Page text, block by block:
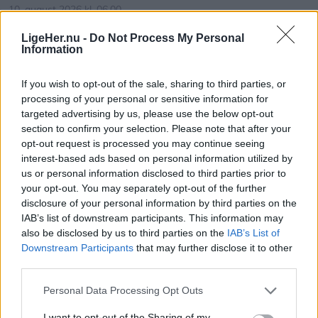
LigeHer.nu - Do Not Process My Personal
Information
If you wish to opt-out of the sale, sharing to third parties, or
processing of your personal or sensitive information for
targeted advertising by us, please use the below opt-out
section to confirm your selection. Please note that after your
opt-out request is processed you may continue seeing
interest-based ads based on personal information utilized by
us or personal information disclosed to third parties prior to
your opt-out. You may separately opt-out of the further
disclosure of your personal information by third parties on the
IAB’s list of downstream participants. This information may
also be disclosed by us to third parties on the IAB’s List of
Downstream Participants that may further disclose it to other
Personal Data Processing Opt Outs
De kom dog op et par timer senere, da vinden
løjede af.
Men trods den hårde vind, var der masser af folk,
som havde valgt at indtage aftensmaden på
10. august 2026 kl. 06.00
PANDRUP: Jetsmark Sogns Jagtforening vendte
hjem fra danmarksmesterskaberne i Esbjerg med
Samtidig har to af klubbens unge skytter
kvalificeret sig til Nordisk Mesterskab i Estland.
Det skriver Jetsmark Sogns Jagtforening i en
pressemeddelelse.
Otte skytter fra Jetsmark Sogns Jagtforening
deltog ved årets Danmarksmesterskab i skeet,
Vis mere
Del artikel